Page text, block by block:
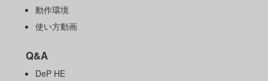
動作環境
使い方動画
Q&A
DeP HE